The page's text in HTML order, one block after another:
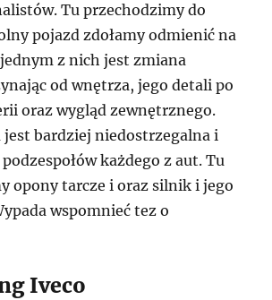
Tu przechodzimy do
pojazd zdołamy odmienić na
z nich jest zmiana
od wnętrza, jego detali po
oraz wygląd zewnętrznego.
jest bardziej niedostrzegalna i
każdego z aut. Tu
opony tarcze i oraz silnik i jego
wspomnieć tez o
Iveco